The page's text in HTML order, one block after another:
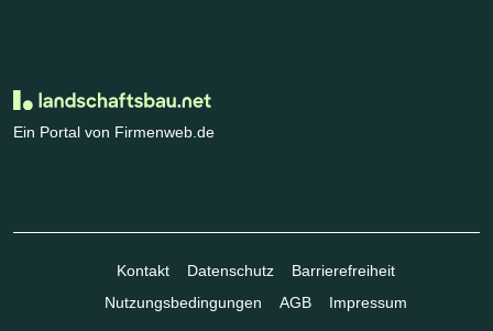
Ein Portal von Firmenweb.de
Kontakt Datenschutz
Barrierefreiheit
Nutzungsbedingungen
AGB Impressum